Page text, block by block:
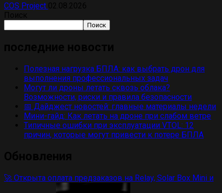
COS Project
Поиск
Полезная нагрузка БПЛА: как выбрать дрон для
выполнения профессиональных задач
Могут ли дроны летать сквозь облака?
Возможности, риски и правила безопасности
📅 Дайджест новостей: главные материалы недели
Мини-гайд: Как летать на дроне при слабом ветре
Типичные ошибки при эксплуатации VTOL: 12
причин, которые могут привести к потере БПЛА
🚀 Открыта оплата предзаказов на Relay, Solar Box Mini и